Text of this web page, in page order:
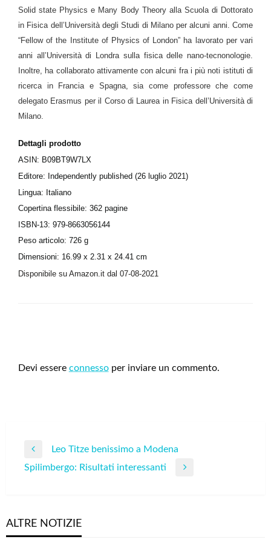
Solid state Physics e Many Body Theory alla Scuola di Dottorato
in Fisica dell’Università degli Studi di Milano per alcuni anni. Come
“Fellow of the Institute of Physics of London” ha lavorato per vari
anni all’Università di Londra sulla fisica delle nano-tecnonologie.
Inoltre, ha collaborato attivamente con alcuni fra i più noti istituti di
ricerca in Francia e Spagna, sia come professore che come
delegato Erasmus per il Corso di Laurea in Fisica dell’Università di
Milano.
Dettagli prodotto
ASIN: B09BT9W7LX
Editore: Independently published (26 luglio 2021)
Lingua: Italiano
Copertina flessibile: 362 pagine
ISBN-13: 979-8663056144
Peso articolo: 726 g
Dimensioni: 16.99 x 2.31 x 24.41 cm
Disponibile su Amazon.it dal 07-08-2021
Devi essere connesso per inviare un commento.
Navigazione
articoli
Post
Leo Titze benissimo a Modena
Next
Spilimbergo: Risultati interessanti
ALTRE NOTIZIE